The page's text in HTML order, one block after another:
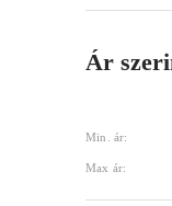
Ár
Min. ár:
Max ár: